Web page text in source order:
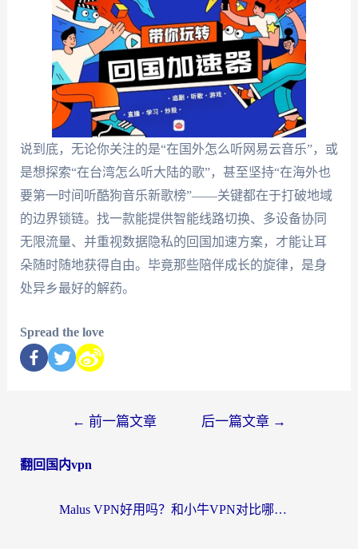
说到底，无论你关注的是“在国外怎么听网易云音乐”，或
是想探索“在台湾怎么听大陆的歌”，甚至坚持“在海外也
要第一时间听酷狗音乐新歌榜”——关键都在于打破地域
的边界锁链。找一款能提供智能线路切换、多设备协同
无限流量、并重视数据隐私的回国加速方案，才能让耳
朵随时随地获得自由。毕竟那些陪伴成长的旋律，是身
处异乡最好的解药。
Spread the love
← 前一篇文章 后一篇文章 →
翻回国内vpn
Malus VPN好用吗？和小牛VPN对比哪个回国效果更好？海外党亲测实用指南